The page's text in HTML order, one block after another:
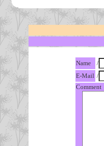
Name
/
E-Mail /
Comment